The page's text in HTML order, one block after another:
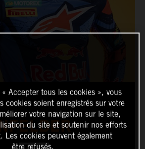
Accepter tous les cookies », vous
cookies soient enregistrés sur votre
votre navigation sur le site,
du site et soutenir nos efforts
Les cookies peuvent également
être refusés.